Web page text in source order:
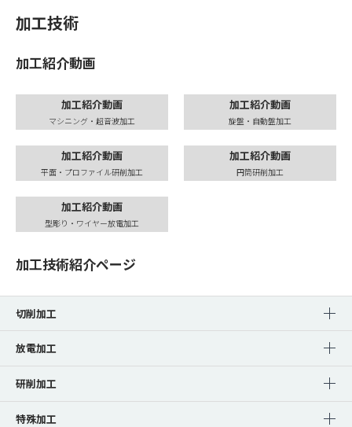
加工技術
加工紹介動画
加工紹介動画
マシニング・超音波加工
加工紹介動画
旋盤・自動盤加工
加工紹介動画
平面・プロファイル研削加工
加工紹介動画
円筒研削加工
加工紹介動画
型彫り・ワイヤー放電加工
加工技術紹介ページ
切削加工
放電加工
研削加工
特殊加工